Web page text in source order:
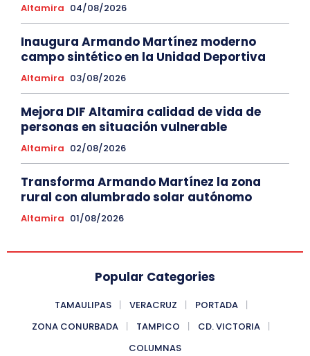
Altamira 04/08/2026
Inaugura Armando Martínez moderno
campo sintético en la Unidad Deportiva
Altamira 03/08/2026
Mejora DIF Altamira calidad de vida de
personas en situación vulnerable
Altamira 02/08/2026
Transforma Armando Martínez la zona
rural con alumbrado solar autónomo
Altamira 01/08/2026
Popular Categories
TAMAULIPAS VERACRUZ
PORTADA
ZONA CONURBADA
TAMPICO
CD. VICTORIA
COLUMNAS